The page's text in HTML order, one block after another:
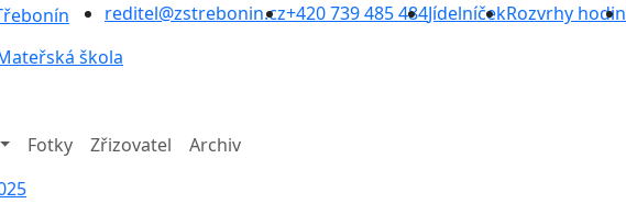
reditel@zstrebonin.cz+420 739 485 484JídelníčekRozvrhy hodin
škola
Fotky Zřizovatel
Archiv